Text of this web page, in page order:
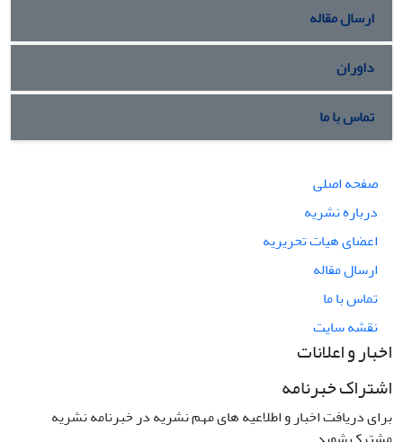
ارسال مقاله
داوران
تماس با ما
صفحه اصلی
درباره نشریه
اعضای هیات تحریریه
ارسال مقاله
تماس با ما
نقشه سایت
اخبار و اعلانات
اشتراک خبرنامه
برای دریافت اخبار و اطلاعیه های مهم نشریه در خبرنامه نشریه